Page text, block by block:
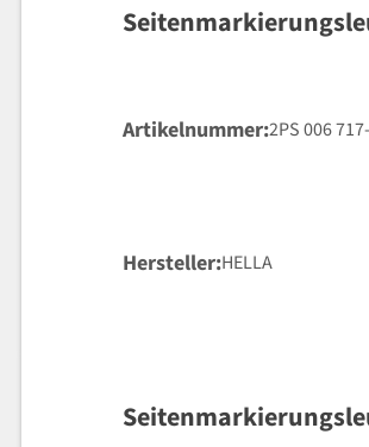
Artikelnummer 2PS 006
Hersteller HELLA